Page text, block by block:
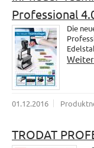
Professional
Die
01.12.2016
TRODAT